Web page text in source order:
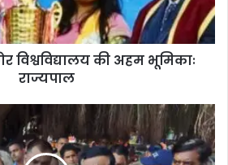
विश्वविद्यालय की अहम भूमिकाः
राज्यपाल